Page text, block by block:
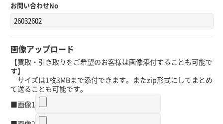
お問い合わせNo
画像アップロード
【買取・引き取りをご希望のお客様は画像添付することも可能で
す】
サイズは1枚3MBまで添付できます。またzip形式にしてまとめ
て送ることも可能です。
■画像1